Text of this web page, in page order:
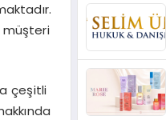
müşteri
çeşitli